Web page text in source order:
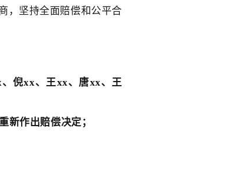
，坚持全面赔偿和公平合
倪xx、王xx、唐xx、王
新作出赔偿决定；